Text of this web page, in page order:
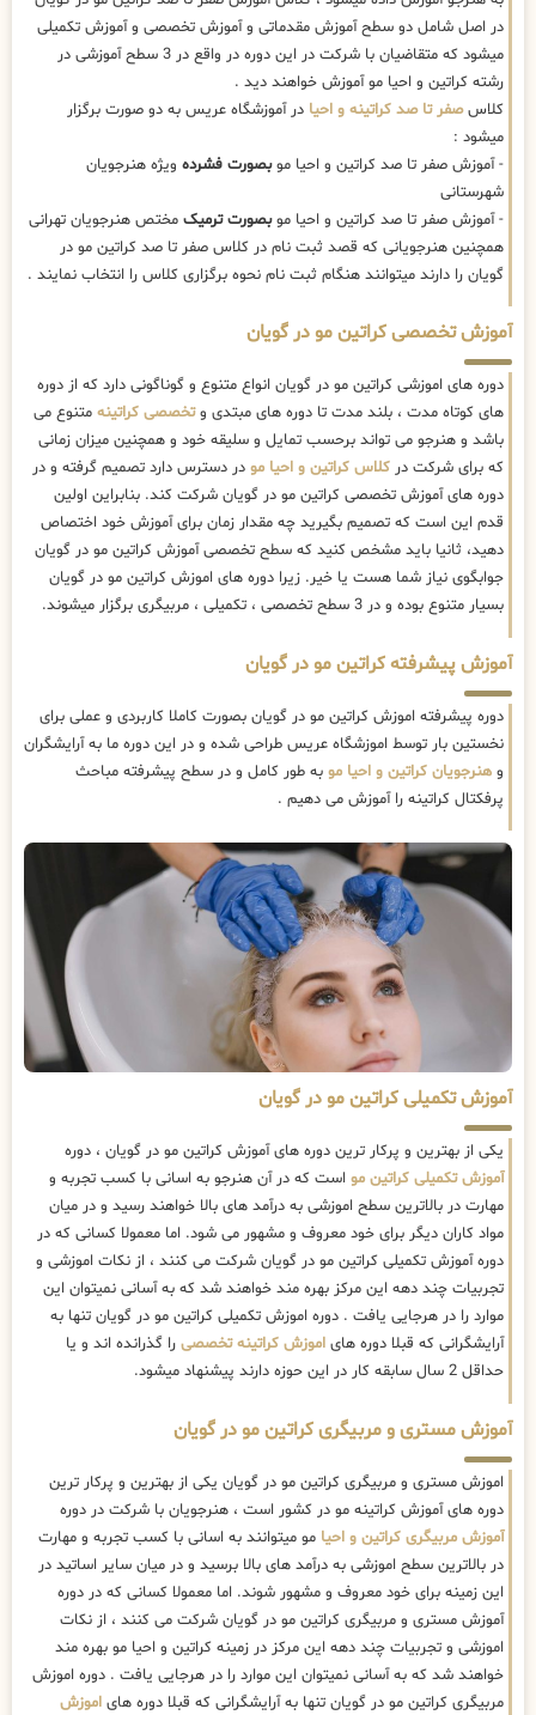
در اصل شامل دو سطح آموزش مقدماتی و آموزش تخصصی و آموزش تکمیلی
میشود که متقاضیان با شرکت در این دوره در واقع در 3 سطح آموزشی در
رشته کراتین و احیا مو آموزش خواهند دید .
کلاسصفر تا صد کراتینه و احیا در آموزشگاه عریس به دو صورت برگزار
میشود :
- آموزش صفر تا صد کراتین و احیا موبصورت فشرده ویژه هنرجویان
شهرستانی
- آموزش صفر تا صد کراتین و احیا موبصورت ترمیک مختص هنرجویان تهرانی
همچنین هنرجویانی که قصد ثبت نام در کلاس صفر تا صد کراتین مو در
گویان را دارند میتوانند هنگام ثبت نام نحوه برگزاری کلاس را انتخاب نمایند .
آموزش تخصصی کراتین مو در گویان
دوره های اموزشی کراتین مو در گویان انواع متنوع و گوناگونی دارد که از دوره
های کوتاه مدت ، بلند مدت تا دوره های مبتدی وتخصصی کراتینه متنوع می
باشد و هنرجو می تواند برحسب تمایل و سلیقه خود و همچنین میزان زمانی
که برای شرکت در کلاس کراتین و احیا مو در دسترس دارد تصمیم گرفته و در
دوره های آموزش تخصصی کراتین مو در گویان شرکت کند. بنابراین اولین
قدم این است که تصمیم بگیرید چه مقدار زمان برای آموزش خود اختصاص
دهید، ثانیا باید مشخص کنید که سطح تخصصی آموزش کراتین مو در گویان
جوابگوی نیاز شما هست یا خیر. زیرا دوره های اموزش کراتین مو در گویان
بسیار متنوع بوده و در 3 سطح تخصصی ، تکمیلی ، مربیگری برگزار میشوند.
آموزش پیشرفته کراتین مو در گویان
دوره پیشرفته اموزش کراتین مو در گویان بصورت کاملا کاربردی و عملی برای
نخستین بار توسط اموزشگاه عریس طراحی شده و در این دوره ما به آرایشگران
و هنرجویان کراتین و احیا مو به طور کامل و در سطح پیشرفته مباحث
پرفکتال کراتینه را آموزش می دهیم .
آموزش تکمیلی کراتین مو در گویان
یکی از بهترین و پرکار ترین دوره های آموزش کراتین مو در گویان ، دوره
آموزش تکمیلی کراتین مو است که در آن هنرجو به اسانی با کسب تجربه و
مهارت در بالاترین سطح اموزشی به درآمد های بالا خواهند رسید و در میان
مواد کاران دیگر برای خود معروف و مشهور می شود. اما معمولا کسانی که در
دوره آموزش تکمیلی کراتین مو در گویان شرکت می کنند ، از نکات اموزشی و
تجربیات چند دهه این مرکز بهره مند خواهند شد که به آسانی نمیتوان این
موارد را در هرجایی یافت . دوره اموزش تکمیلی کراتین مو در گویان تنها به
آرایشگرانی که قبلا دوره های اموزش کراتینه تخصصی را گذرانده اند و یا
حداقل 2 سال سابقه کار در این حوزه دارند پیشنهاد میشود.
آموزش مستری و مربیگری کراتین مو در گویان
اموزش مستری و مربیگری کراتین مو در گویان یکی از بهترین و پرکار ترین
دوره های آموزش کراتینه مو در کشور است ، هنرجویان با شرکت در دوره
آموزش مربیگری کراتین و احیا مو میتوانند به اسانی با کسب تجربه و مهارت
در بالاترین سطح اموزشی به درآمد های بالا برسید و در میان سایر اساتید در
این زمینه برای خود معروف و مشهور شوند. اما معمولا کسانی که در دوره
آموزش مستری و مربیگری کراتین مو در گویان شرکت می کنند ، از نکات
اموزشی و تجربیات چند دهه این مرکز در زمینه کراتین و احیا مو بهره مند
خواهند شد که به آسانی نمیتوان این موارد را در هرجایی یافت . دوره اموزش
مربیگری کراتین مو در گویان تنها به آرایشگرانی که قبلا دوره های اموزش